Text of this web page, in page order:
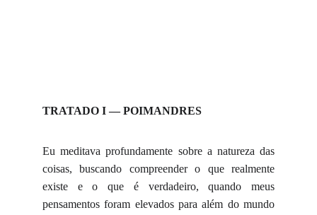
TRATADO I — POIMANDRES
Eu meditava profundamente sobre a natureza das
coisas, buscando compreender o que realmente
existe e o que é verdadeiro, quando meus
pensamentos foram elevados para além do mundo